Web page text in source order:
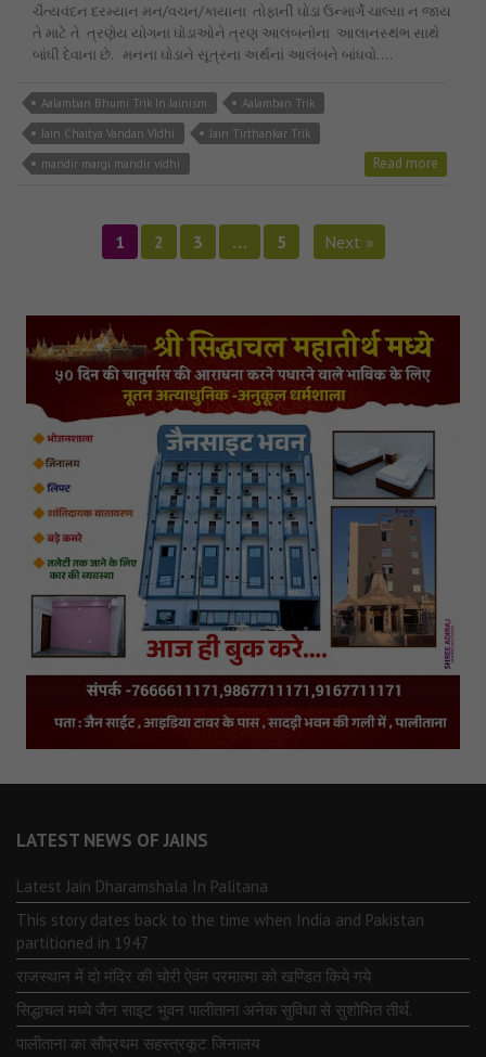
ચૈત્યવંદન દરમ્યાન મન/વચન/કાયાના તોફાની ઘોડા ઉન્માર્ગે ચાલ્યા ન જાય
તે માટે તે ત્રણેય યોગના ઘોડાઓને ત્રણ આલંબનોના આલાનસ્થંભ સાથે
બાંધી દેવાના છે. મનના ઘોડાને સૂત્રના અર્થનાં આલંબને બાંધવો.…
Aalamban Bhumi Trik In Jainism
Aalamban Trik
Jain Chaitya Vandan VIdhi
Jain Tirthankar Trik
mandir margi mandir vidhi
Read more
1 2 3 … 5 Next »
LATEST NEWS OF JAINS
Latest Jain Dharamshala In Palitana
This story dates back to the time when India and Pakistan
partitioned in 1947
राजस्थान में दो मंदिर की चोरी ऐवंम परमात्मा को खण्डित किये गये
सिद्धाचल मध्ये जैन साइट भुवन पालीताना अनेक सुविधा से सुशोभित तीर्थ.
पालीताना का सौप्रथम सहस्त्रकूट जिनालय